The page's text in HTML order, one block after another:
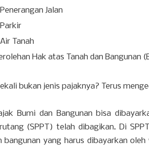
Jalan
Tanah
Hak atas Tanah dan Bangunan
bukan jenis pajaknya? Terus
Bumi dan Bangunan bisa
(SPPT) telah dibagikan. Di
bangunan yang harus dibayarkan